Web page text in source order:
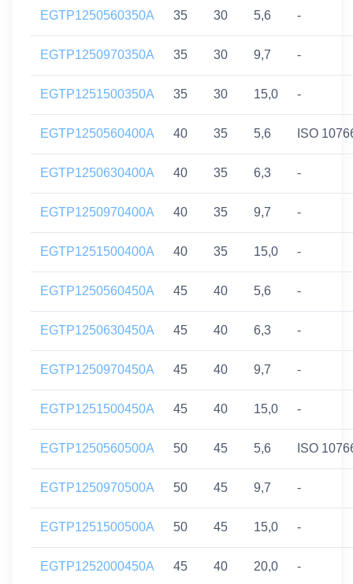
EGTP1250560350A 35 30 5,6 -
EGTP1250970350A 35 30 9,7 -
EGTP1251500350A 35 30 15,0 -
EGTP1250560400A 40 35 5,6 ISO
EGTP1250630400A 40 35 6,3 -
EGTP1250970400A 40 35 9,7 -
EGTP1251500400A 40 35 15,0 -
EGTP1250560450A 45 40 5,6 -
EGTP1250630450A 45 40 6,3 -
EGTP1250970450A 45 40 9,7 -
EGTP1251500450A 45 40 15,0 -
EGTP1250560500A 50 45 5,6 ISO
EGTP1250970500A 50 45 9,7 -
EGTP1251500500A 50 45 15,0 -
EGTP1252000450A 45 40 20,0 -